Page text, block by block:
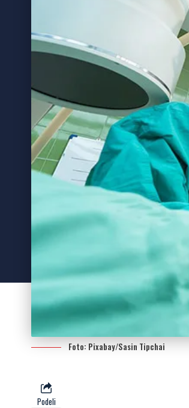
Foto: Pixabay/Sasin Tipchai
Podeli